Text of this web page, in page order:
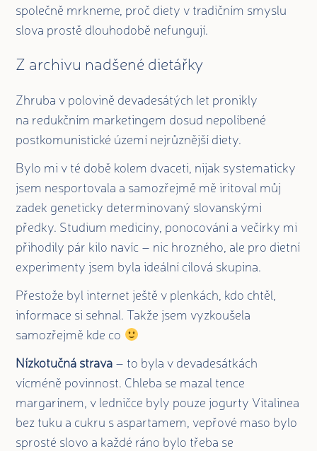
společně mrkneme, proč diety v tradičním smyslu
slova prostě dlouhodobě nefungují.
Z archivu nadšené dietářky
Zhruba v polovině devadesátých let pronikly
na redukčním marketingem dosud nepolíbené
postkomunistické území nejrůznější diety.
Bylo mi v té době kolem dvaceti, nijak systematicky
jsem nesportovala a samozřejmě mě iritoval můj
zadek geneticky determinovaný slovanskými
předky. Studium medicíny, ponocování a večírky mi
přihodily pár kilo navíc – nic hrozného, ale pro dietní
experimenty jsem byla ideální cílová skupina.
Přestože byl internet ještě v plenkách, kdo chtěl,
informace si sehnal. Takže jsem vyzkoušela
samozřejmě kde co
Nízkotučná strava – to byla v devadesátkách
vícméně povinnost. Chleba se mazal tence
margarínem, v ledničce byly pouze jogurty Vitalinea
bez tuku a cukru s aspartamem, vepřové maso bylo
sprosté slovo a každé ráno bylo třeba se